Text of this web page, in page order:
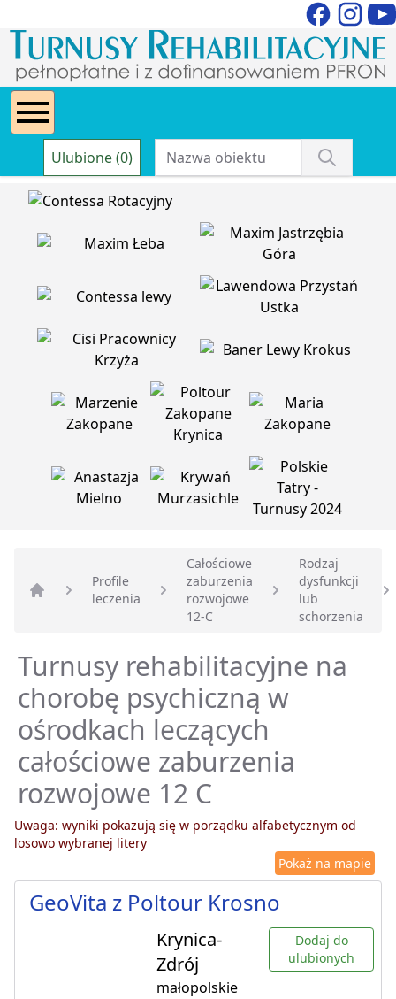
Ulubione (0)
Strona główna
Profile
leczenia
Całościowe
zaburzenia
rozwojowe
12-C
Rodzaj
dysfunkcji
lub
schorzenia
Turnusy rehabilitacyjne na
chorobę psychiczną w
ośrodkach leczących
całościowe zaburzenia
rozwojowe 12 C
Uwaga: wyniki pokazują się w porządku alfabetycznym od
losowo wybranej litery
Pokaż na mapie
GeoVita z Poltour Krosno
Krynica-
Zdrój
małopolskie
Dodaj do
ulubionych